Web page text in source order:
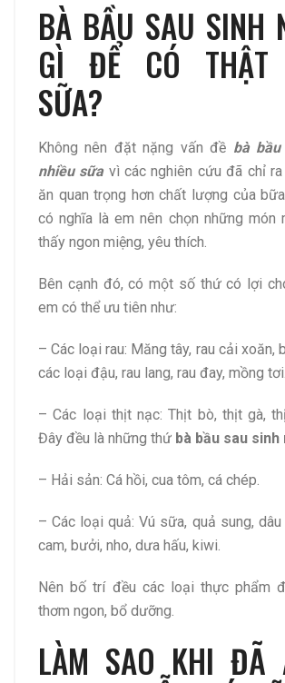
BÀ BẦU SAU SINH
GÌ ĐỂ CÓ THẬT
SỮA?
Không nên đặt nặng vấn đề bà
nhiều sữavì các nghiên cứu đã chỉ
ăn quan trọng hơn chất lượng của
có nghĩa là em nên chọn những món
thấy ngon miệng, yêu thích.
Bên cạnh đó, có một số thứ có lợi
em có thể ưu tiên như:
– Các loại rau: Măng tây, rau cải xoăn,
các loại đậu, rau lang, rau đay, mồng tơi.
– Các loại thịt nạc: Thịt bò, thịt gà,
Đây đều là những thứ bà bầu sau sinh
– Hải sản: Cá hồi, cua tôm, cá chép.
– Các loại quả: Vú sữa, quả sung, dâu
cam, bưởi, nho, dưa hấu, kiwi.
Nên bố trí đều các loại thực phẩm
thơm ngon, bổ dưỡng.
LÀM SAO KHI ĐÃ